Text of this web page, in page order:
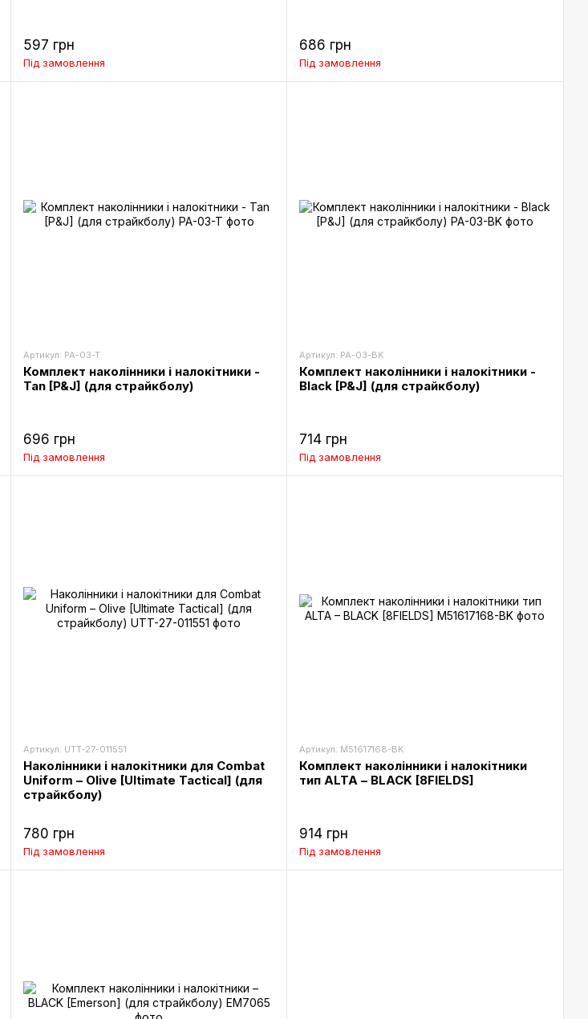
597 грн
Під замовлення
686 грн
Під замовлення
Артикул: PA-03-T
Комплект наколінники і налокітники -
Tan [P&J] (для страйкболу)
696 грн
Під замовлення
Артикул: PA-03-BK
Комплект наколінники і налокітники -
Black [P&J] (для страйкболу)
714 грн
Під замовлення
Артикул: UTT-27-011551
Наколінники і налокітники для Combat
Uniform – Olive [Ultimate Tactical] (для
страйкболу)
780 грн
Під замовлення
Артикул: M51617168-BK
Комплект наколінники і налокітники
тип ALTA – BLACK [8FIELDS]
914 грн
Під замовлення